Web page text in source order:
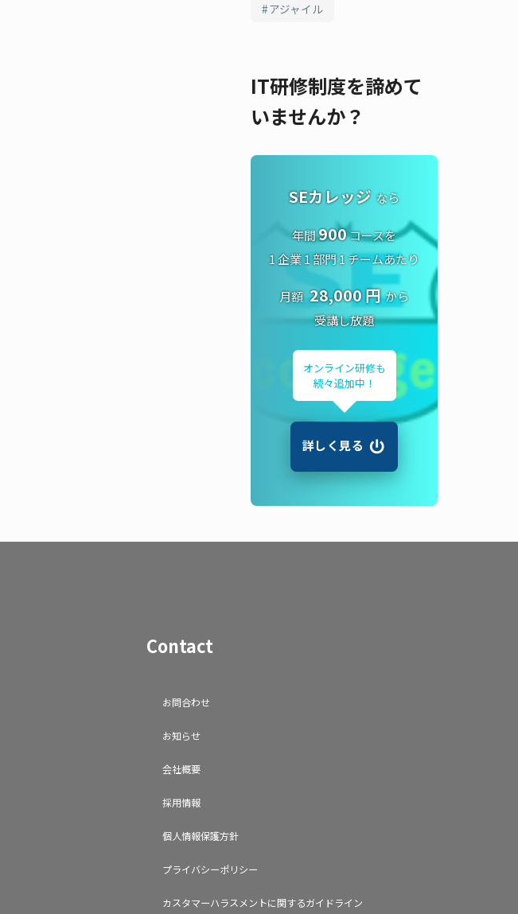
アジャイル
IT研修制度を諦めて
いませんか？
SEカレッジ なら
年間900コースを
1 企業 1 部門 1 チームあたり
月額 28,000 円 から
受講し放題
オンライン研修も
続々追加中！
詳しく見る
Contact
お問合わせ
お知らせ
会社概要
採用情報
個人情報保護方針
プライバシーポリシー
カスタマーハラスメントに関するガイドライン